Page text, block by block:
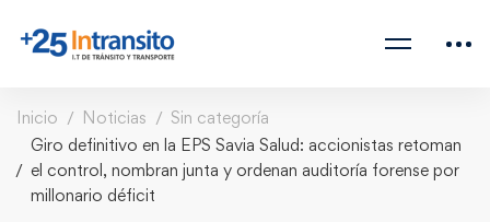
Inicio Noticias
Sin categoría
Giro definitivo en la EPS Savia Salud: accionistas retoman
el control, nombran junta y ordenan auditoría forense por
millonario déficit